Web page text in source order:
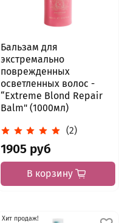
Бальзам для
экстремально
поврежденных
осветленных волос -
“Extreme Blond Repair
Balm" (1000мл)
(2)
1905 руб
В корзину
Хит продаж!